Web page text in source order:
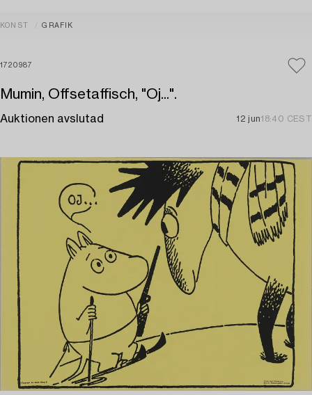
KONST GRAFIK
1720987
Mumin, Offsetaffisch, "Oj...".
Auktionen avslutad 12 jun18:40 CEST